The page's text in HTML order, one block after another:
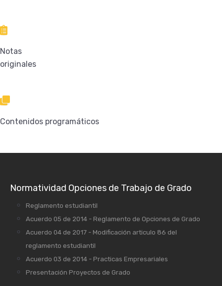
Notas
originales
Contenidos programáticos
Normatividad Opciones de Trabajo de Grado
Reglamento estudiantil
Acuerdo 05 de 2014 - Reglamento de Opciones de Grado
Acuerdo 04 de 2017 - Modificación articulo 86 del
reglamento estudiantil
Acuerdo 03 de 2014 - Practicas Empresariales
Presentación Proyectos de Grado